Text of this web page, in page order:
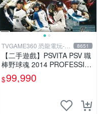
TVGAME360 恐龍電玩-台
中店
8651
【二手遊戲】PSVITA PSV 職
棒野球魂 2014 PROFESSIO
NAL BASEBALL 2014 日文
版
$99,990